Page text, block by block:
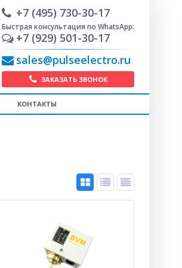
+7 (495) 730-30-17
Быстрая консультация по WhatsApp:
+7 (929) 501-30-17
sales@pulseelectro.ru
ЗАКАЗАТЬ ЗВОНОК
КОНТАКТЫ